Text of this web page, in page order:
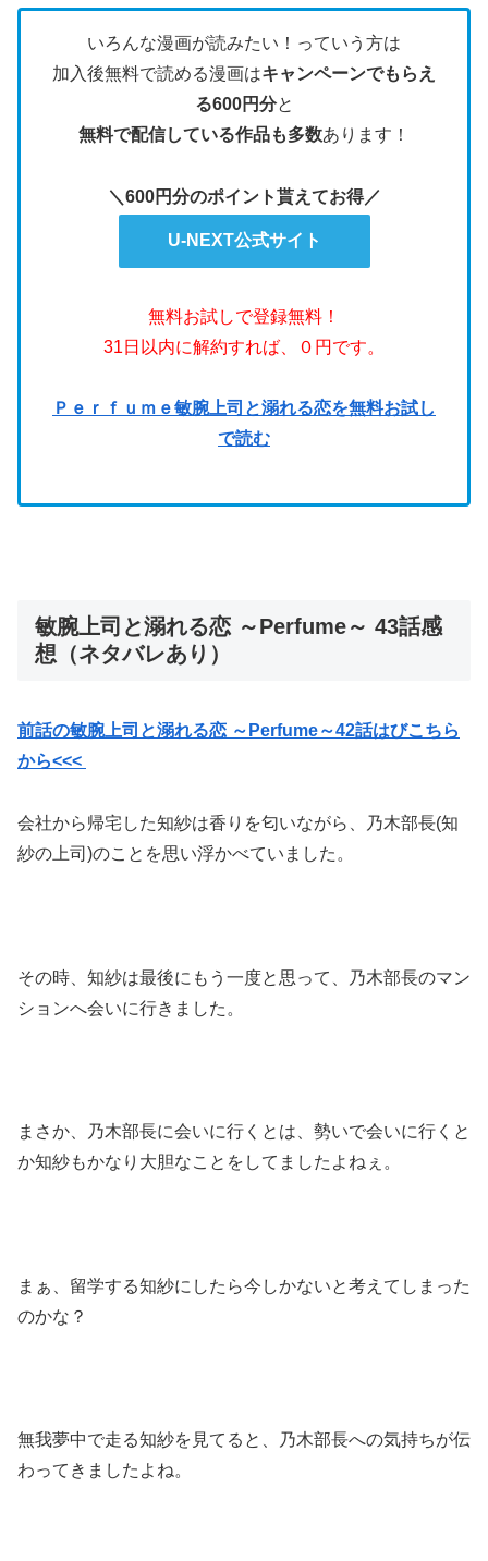
いろんな漫画が読みたい！っていう方は
加入後無料で読める漫画はキャンペーンでもらえ
る600円分と
無料で配信している作品も多数あります！
＼600円分のポイント貰えてお得／
U-NEXT公式サイト
無料お試しで登録無料！
31日以内に解約すれば、０円です。
Ｐｅｒｆｕｍｅ敏腕上司と溺れる恋を無料お試し
で読む
敏腕上司と溺れる恋 ～Perfume～ 43話感
想（ネタバレあり）
前話の敏腕上司と溺れる恋 ～Perfume～42話はびこちら
から<<<
会社から帰宅した知紗は香りを匂いながら、乃木部長(知
紗の上司)のことを思い浮かべていました。
その時、知紗は最後にもう一度と思って、乃木部長のマン
ションへ会いに行きました。
まさか、乃木部長に会いに行くとは、勢いで会いに行くと
か知紗もかなり大胆なことをしてましたよねぇ。
まぁ、留学する知紗にしたら今しかないと考えてしまった
のかな？
無我夢中で走る知紗を見てると、乃木部長への気持ちが伝
わってきましたよね。